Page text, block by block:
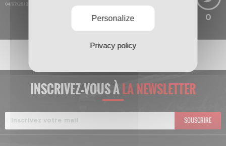
04/07/2012
0
INSCRIVEZ-VOUS ÀLA NEWSLETTER
SOUSCRIRE
Personalize
Privacy policy